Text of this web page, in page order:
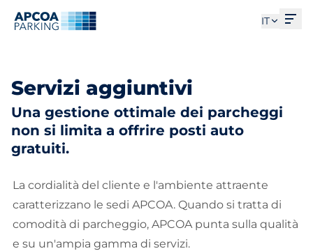
IT
Servizi aggiuntivi
Una gestione ottimale dei parcheggi
non si limita a offrire posti auto
gratuiti.
La cordialità del cliente e l'ambiente attraente
caratterizzano le sedi APCOA. Quando si tratta di
comodità di parcheggio, APCOA punta sulla qualità
e su un'ampia gamma di servizi.